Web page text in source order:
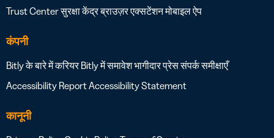
Trust Centerसुरक्षा केंद्रब्राउज़र एक्सटेंशनमोबाइल ऐप
कंपनी
Bitly के बारे मेंकरियर Bitly में समावेशभागीदारप्रेससंपर्कसमीक्षाएँ
Accessibility ReportAccessibility Statement
कानूनी